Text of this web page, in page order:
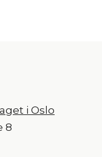
i Oslo
8